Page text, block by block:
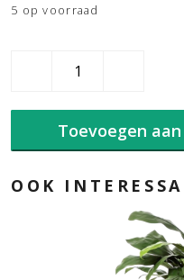
5 op voorraad
aantal
Toevoegen
OOK